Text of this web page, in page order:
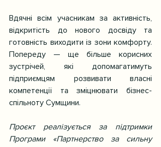
Вдячні всім учасникам за активність,
відкритість до нового досвіду та
готовність виходити із зони комфорту.
Попереду — ще більше корисних
зустрічей, які допомагатимуть
підприємцям розвивати власні
компетенції та зміцнювати бізнес-
спільноту Сумщини.
Проєкт реалізується за підтримки
Програми «Партнерство за сильну